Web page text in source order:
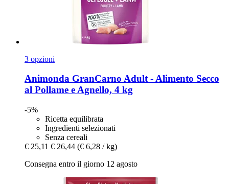
3 opzioni
Animonda GranCarno Adult -​ Alimento Secco
al Pollame e Agnello, 4 kg
-5%
Ricetta equilibrata
Ingredienti selezionati
Senza cereali
€ 25,11 € 26,44 (€ 6,28 / kg)
Consegna entro il giorno 12 agosto